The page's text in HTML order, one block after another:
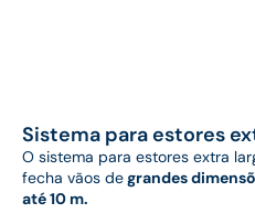
Sistema para estores
O sistema para estores extra
fecha vãos degrandes
até 10 m.